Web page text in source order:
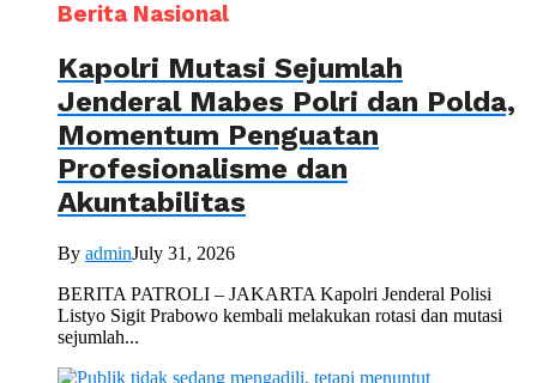
Berita Nasional
Kapolri Mutasi Sejumlah
Jenderal Mabes Polri dan Polda,
Momentum Penguatan
Profesionalisme dan
Akuntabilitas
By adminJuly 31, 2026
BERITA PATROLI – JAKARTA Kapolri Jenderal Polisi
Listyo Sigit Prabowo kembali melakukan rotasi dan mutasi
sejumlah...